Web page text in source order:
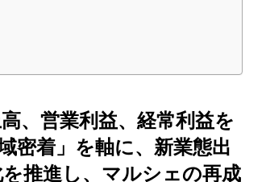
、営業利益、経常利益を
密着」を軸に、新業態出
推進し、マルシェの再成